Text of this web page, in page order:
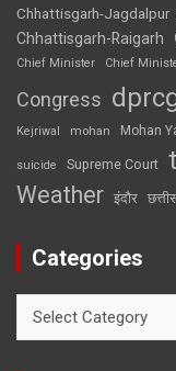
Chhattisgarh-Jagdalpur
Chhattisgarh-Raigarh
Chief Minister
Chief
Congress
Kejriwal mohan Mohan
suicide Supreme Court
Weather इंदौर
Categories